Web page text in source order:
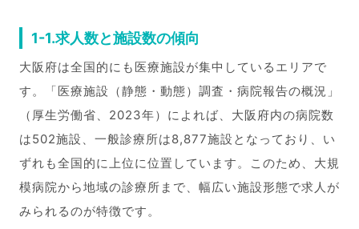
1-1.求人数と施設数の傾向
大阪府は全国的にも医療施設が集中しているエリアで
す。「医療施設（静態・動態）調査・病院報告の概況」
（厚生労働省、2023年）によれば、大阪府内の病院数
は502施設、一般診療所は8,877施設となっており、い
ずれも全国的に上位に位置しています。このため、大規
模病院から地域の診療所まで、幅広い施設形態で求人が
みられるのが特徴です。